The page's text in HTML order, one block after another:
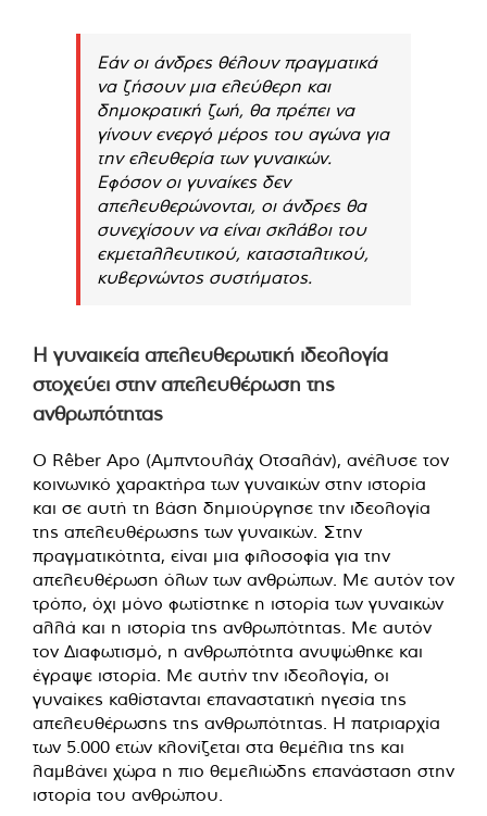
Εάν οι άνδρες θέλουν πραγματικά
να ζήσουν μια ελεύθερη και
δημοκρατική ζωή, θα πρέπει να
γίνουν ενεργό μέρος του αγώνα για
την ελευθερία των γυναικών.
Εφόσον οι γυναίκες δεν
απελευθερώνονται, οι άνδρες θα
συνεχίσουν να είναι σκλάβοι του
εκμεταλλευτικού, κατασταλτικού,
κυβερνώντος συστήματος.
Η γυναικεία απελευθερωτική ιδεολογία
στοχεύει στην απελευθέρωση της
ανθρωπότητας
Ο Rêber Apo (Αμπντουλάχ Οτσαλάν), ανέλυσε τον
κοινωνικό χαρακτήρα των γυναικών στην ιστορία
και σε αυτή τη βάση δημιούργησε την ιδεολογία
της απελευθέρωσης των γυναικών. Στην
πραγματικότητα, είναι μια φιλοσοφία για την
απελευθέρωση όλων των ανθρώπων. Με αυτόν τον
τρόπο, όχι μόνο φωτίστηκε η ιστορία των γυναικών
αλλά και η ιστορία της ανθρωπότητας. Με αυτόν
τον Διαφωτισμό, η ανθρωπότητα ανυψώθηκε και
έγραψε ιστορία. Με αυτήν την ιδεολογία, οι
γυναίκες καθίστανται επαναστατική ηγεσία της
απελευθέρωσης της ανθρωπότητας. Η πατριαρχία
των 5.000 ετών κλονίζεται στα θεμέλια της και
λαμβάνει χώρα η πιο θεμελιώδης επανάσταση στην
ιστορία του ανθρώπου.